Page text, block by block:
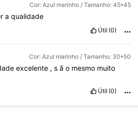
Cor: Azul marinho / Tamanho: 45*45
a qualidade
Útil (0)
Cor: Azul marinho / Tamanho: 30*50
excelente , s ã o mesmo muito
Útil (0)